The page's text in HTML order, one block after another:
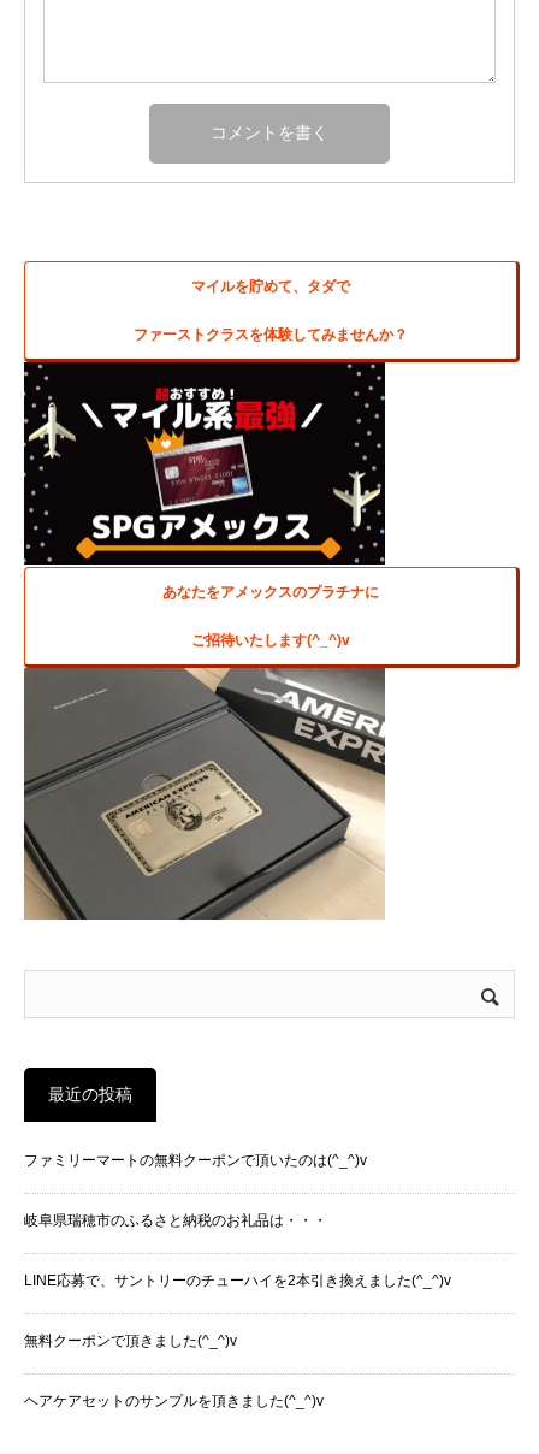
マイルを貯めて、タダで
ファーストクラスを体験してみませんか？
あなたをアメックスのプラチナに
ご招待いたします(^_^)v
最近の投稿
ファミリーマートの無料クーポンで頂いたのは(^_^)v
岐阜県瑞穂市のふるさと納税のお礼品は・・・
LINE応募で、サントリーのチューハイを2本引き換えました(^_^)v
無料クーポンで頂きました(^_^)v
ヘアケアセットのサンプルを頂きました(^_^)v